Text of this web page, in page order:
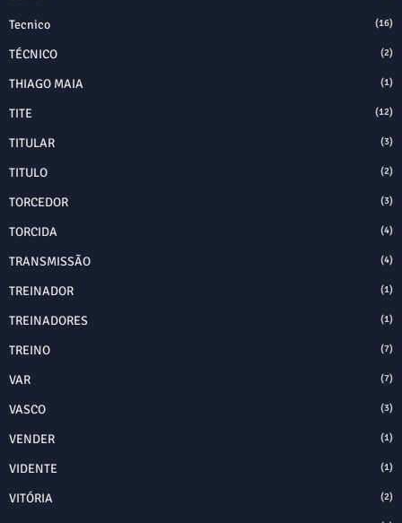
Tecnico (16)
TÉCNICO (2)
THIAGO MAIA (1)
TITE (12)
TITULAR (3)
TITULO (2)
TORCEDOR (3)
TORCIDA (4)
TRANSMISSÃO (4)
TREINADOR (1)
TREINADORES (1)
TREINO (7)
VAR (7)
VASCO (3)
VENDER (1)
VIDENTE (1)
VITÓRIA (2)